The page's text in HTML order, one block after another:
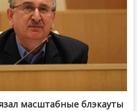
масштабные блэкауты